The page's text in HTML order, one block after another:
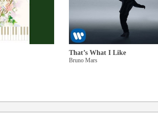
That’s What I Like
Bruno Mars